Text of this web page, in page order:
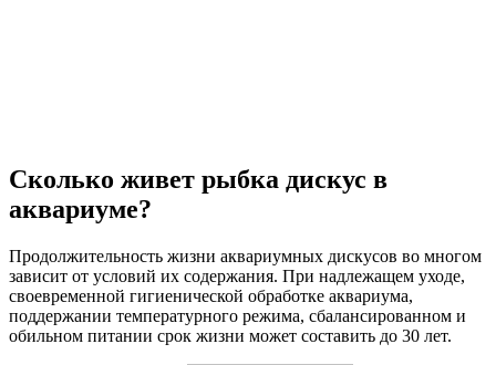
Сколько живет рыбка дискус в
аквариуме?
Продолжительность жизни аквариумных дискусов во многом
зависит от условий их содержания. При надлежащем уходе,
своевременной гигиенической обработке аквариума,
поддержании температурного режима, сбалансированном и
обильном питании срок жизни может составить до 30 лет.